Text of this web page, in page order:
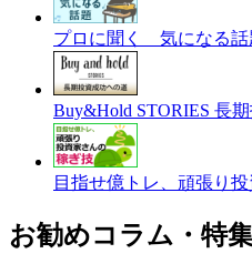
プロに聞く 気になる話
Buy&Hold STORIES 長
目指せ億トレ、頑張り
お勧めコラム・特